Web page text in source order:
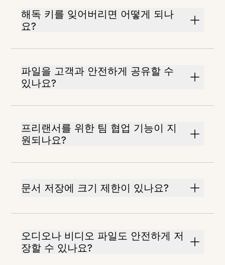
해독 키를 잊어버리면 어떻게 되나
요?
파일을 고객과 안전하게 공유할 수
있나요?
프리랜서를 위한 팀 협업 기능이 지
원되나요?
문서 저장에 크기 제한이 있나요?
오디오나 비디오 파일도 안전하게 저
장할 수 있나요?